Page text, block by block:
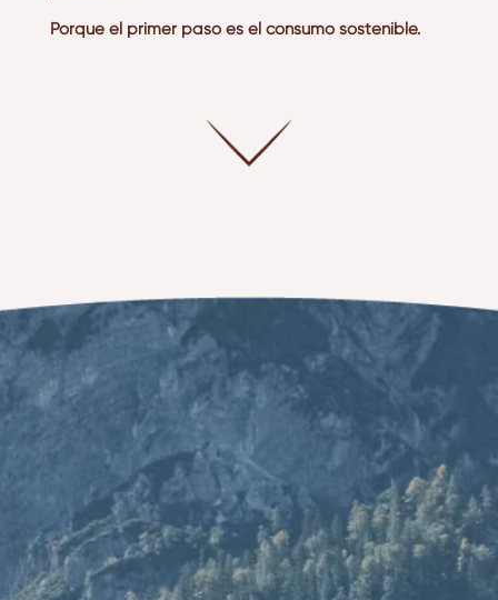
Porque el primer paso es el consumo sostenible.